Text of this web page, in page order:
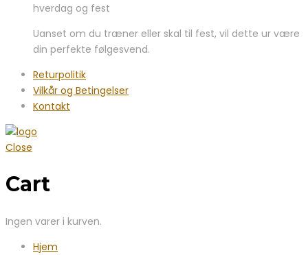
hverdag og fest
Uanset om du træner eller skal til fest, vil dette ur være
din perfekte følgesvend.
Returpolitik
Vilkår og Betingelser
Kontakt
Close
Cart
Ingen varer i kurven.
Hjem